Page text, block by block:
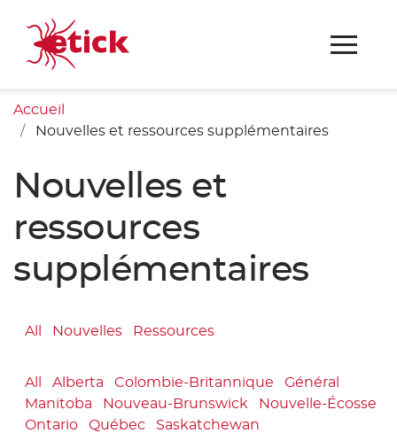
Accueil
Nouvelles et ressources supplémentaires
Nouvelles et
ressources
supplémentaires
All Nouvelles Ressources
All Alberta Colombie-Britannique
Général
Manitoba
Nouveau-Brunswick
Nouvelle-Écosse
Ontario
Québec
Saskatchewan